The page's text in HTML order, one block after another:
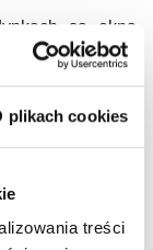
plikach cookies
treści
są okna
muszą być
zadaniem jest
gazu z klatki
ewakuacji
materialnych